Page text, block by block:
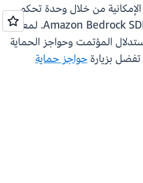
من خلال وحدة تحكم
Amazon Bedrock أو Amazon Bedrock SDK. لمعرفة
المؤتمت وحواجز الحماية
حواجز حماية